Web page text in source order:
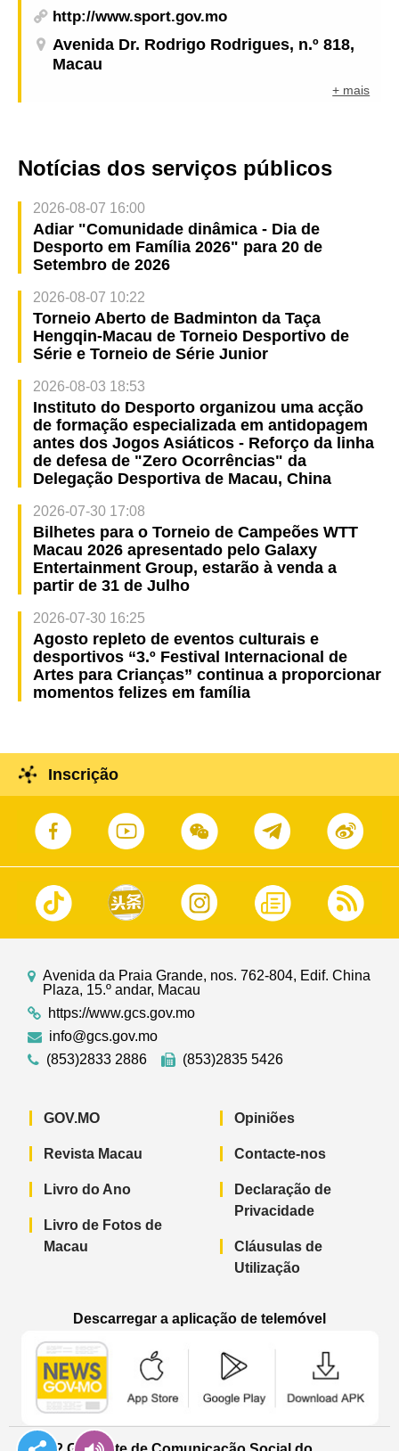
http://www.sport.gov.mo
Avenida Dr. Rodrigo Rodrigues, n.º 818,
Macau
+ mais
Notícias dos serviços públicos
2026-08-07 16:00
Adiar "Comunidade dinâmica - Dia de
Desporto em Família 2026" para 20 de
Setembro de 2026
2026-08-07 10:22
Torneio Aberto de Badminton da Taça
Hengqin-Macau de Torneio Desportivo de
Série e Torneio de Série Junior
2026-08-03 18:53
Instituto do Desporto organizou uma acção
de formação especializada em antidopagem
antes dos Jogos Asiáticos - Reforço da linha
de defesa de "Zero Ocorrências" da
Delegação Desportiva de Macau, China
2026-07-30 17:08
Bilhetes para o Torneio de Campeões WTT
Macau 2026 apresentado pelo Galaxy
Entertainment Group, estarão à venda a
partir de 31 de Julho
2026-07-30 16:25
Agosto repleto de eventos culturais e
desportivos “3.º Festival Internacional de
Artes para Crianças” continua a proporcionar
momentos felizes em família
Inscrição
Avenida da Praia Grande, nos. 762-804, Edif. China
Plaza, 15.º andar, Macau
https://www.gcs.gov.mo
info@gcs.gov.mo
(853)2833 2886
(853)2835 5426
GOV.MO
Revista Macau
Livro do Ano
Livro de Fotos de
Macau
Opiniões
Contacte-nos
Declaração de
Privacidade
Cláusulas de
Utilização
Descarregar a aplicação de telemóvel